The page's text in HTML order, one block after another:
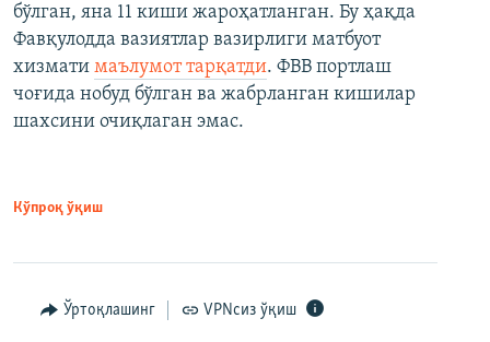
бўлган, яна 11 киши жароҳатланган. Бу ҳақда
Фавқулодда вазиятлар вазирлиги матбуот
хизмати маълумот тарқатди. ФВВ портлаш
чоғида нобуд бўлган ва жабрланган кишилар
шахсини очиқлаган эмас.
Кўпроқ ўқиш
Ўртоқлашинг VPNсиз ўқиш